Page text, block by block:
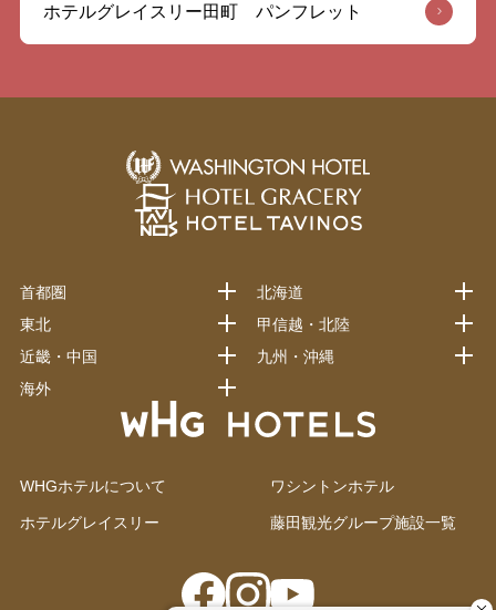
ホテルグレイスリー田町 パンフレット
WHGホテルについて ワシントンホテル
ホテルグレイスリー 藤田観光グループ施設一覧
首都圏
北海道
東北
甲信越・北陸
近畿・中国
九州・沖縄
海外